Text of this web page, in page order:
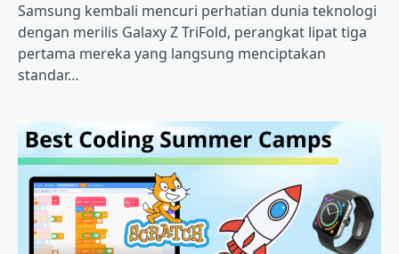
Samsung kembali mencuri perhatian dunia teknologi
dengan merilis Galaxy Z TriFold, perangkat lipat tiga
pertama mereka yang langsung menciptakan
standar…